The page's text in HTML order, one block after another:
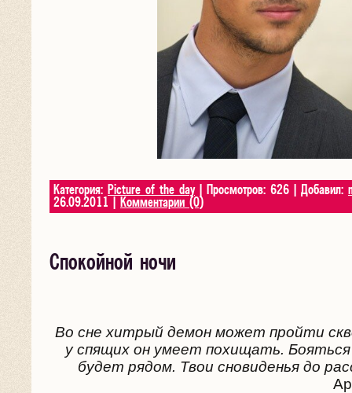
Категория: Picture of the day| Просмотров: 626 | Добавил:
26.09.2011
Комментарии (0)
Спокойной ночи
Во сне хитрый демон может пройти
у спящих он умеет похищать.
будет рядом. Твои сновиденья до